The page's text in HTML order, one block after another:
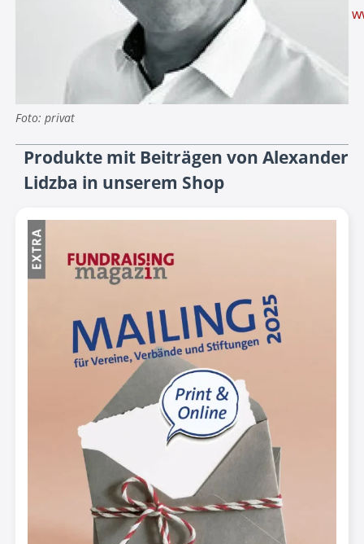
Foto: privat
Produkte mit Beiträgen von Alexander
Lidzba in unserem Shop